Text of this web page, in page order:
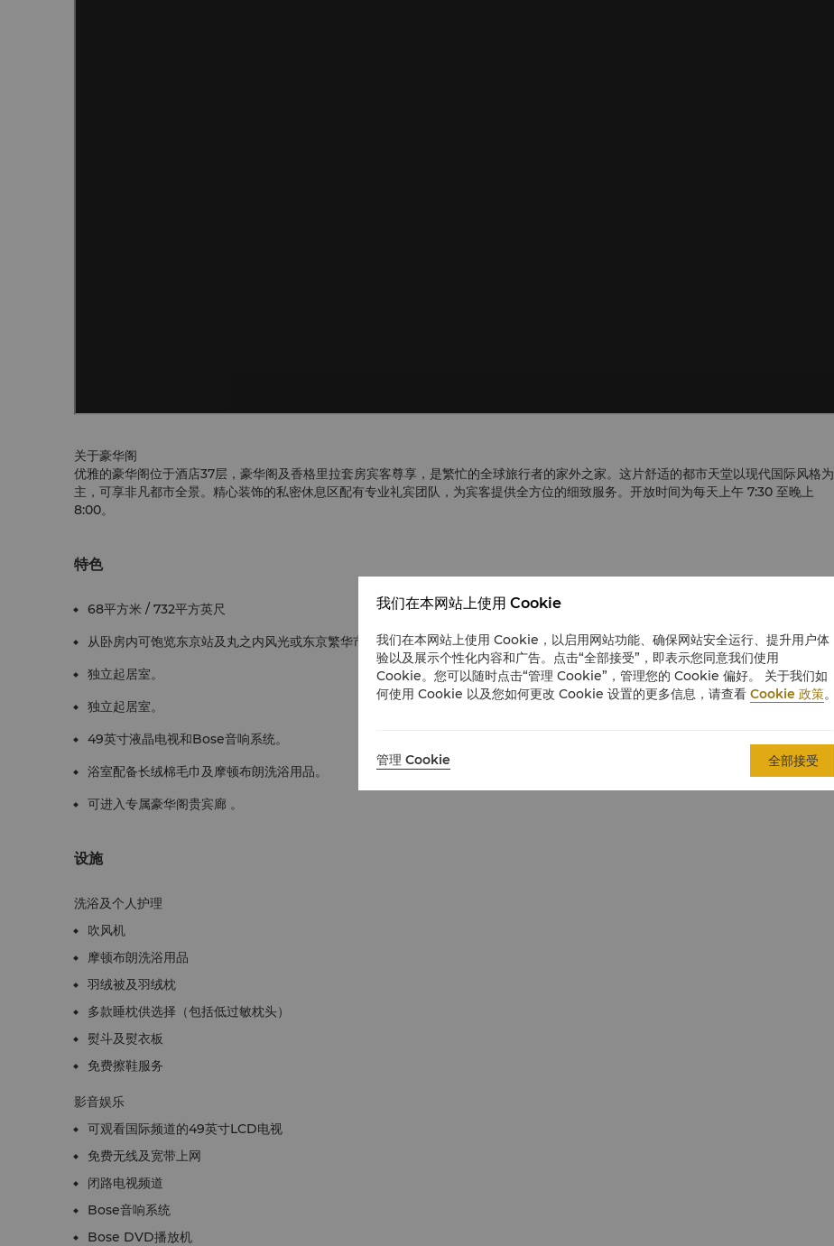
关于豪华阁
优雅的豪华阁位于酒店37层，豪华阁及香格里拉套房宾客尊享，是繁忙的全球旅行者的家外之家。这片舒适的都市天堂以现代国际风格为
主，可享非凡都市全景。精心装饰的私密休息区配有专业礼宾团队，为宾客提供全方位的细致服务。开放时间为每天上午 7:30 至晚上
8:00。
特色
68平方米 / 732平方英尺
从卧房内可饱览东京站及丸之内风光或东京繁华市景
独立起居室。
独立起居室。
49英寸液晶电视和Bose音响系统。
浴室配备长绒棉毛巾及摩顿布朗洗浴用品。
可进入专属豪华阁贵宾廊 。
设施
洗浴及个人护理
吹风机
摩顿布朗洗浴用品
羽绒被及羽绒枕
多款睡枕供选择（包括低过敏枕头）
熨斗及熨衣板
免费擦鞋服务
影音娱乐
可观看国际频道的49英寸LCD电视
免费无线及宽带上网
闭路电视频道
Bose音响系统
Bose DVD播放机
我们在本网站上使用 Cookie
我们在本网站上使用 Cookie，以启用网站功能、确保网站安全运行、提升用户体
验以及展示个性化内容和广告。点击“全部接受”，即表示您同意我们使用
Cookie。您可以随时点击“管理 Cookie”，管理您的 Cookie 偏好。 关于我们如
何使用 Cookie 以及您如何更改 Cookie 设置的更多信息，请查看 Cookie 政策。
管理 Cookie 全部接受